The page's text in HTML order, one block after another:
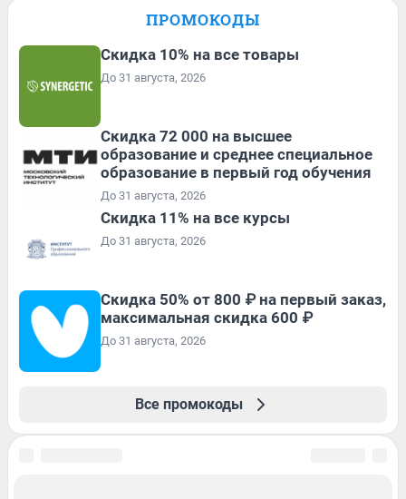
ПРОМОКОДЫ
Скидка 10% на все товары
До 31 августа, 2026
Скидка 72 000 на высшее
образование и среднее специальное
образование в первый год обучения
До 31 августа, 2026
Скидка 11% на все курсы
До 31 августа, 2026
Скидка 50% от 800 ₽ на первый заказ,
максимальная скидка 600 ₽
До 31 августа, 2026
Все промокоды